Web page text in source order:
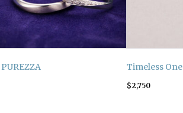
Timeless One
$2,750